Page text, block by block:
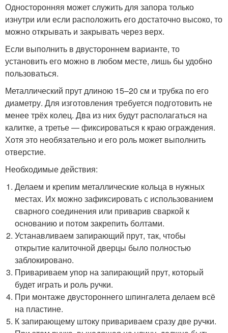
Односторонняя может служить для запора только
изнутри или если расположить его достаточно высоко, то
можно открывать и закрывать через верх.
Если выполнить в двустороннем варианте, то
установить его можно в любом месте, лишь бы удобно
пользоваться.
Металлический прут длиною 15–20 см и трубка по его
диаметру. Для изготовления требуется подготовить не
менее трёх колец. Два из них будут располагаться на
калитке, а третье — фиксироваться к краю ограждения.
Хотя это необязательно и его роль может выполнить
отверстие.
Необходимые действия:
Делаем и крепим металлические кольца в нужных
местах. Их можно зафиксировать с использованием
сварного соединения или приварив сваркой к
основанию и потом закрепить болтами.
Устанавливаем запирающий прут, так, чтобы
открытие калиточной дверцы было полностью
заблокировано.
Привариваем упор на запирающий прут, который
будет играть и роль ручки.
При монтаже двустороннего шпингалета делаем всё
на пластине.
К запирающему штоку привариваем сразу две ручки.